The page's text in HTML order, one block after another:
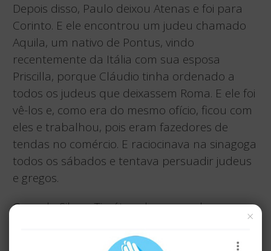
Depois disso, Paulo deixou Atenas e foi para
Corinto. E ele encontrou um judeu chamado
Aquila, um nativo de Pontus, vindo
recentemente da Itália com sua esposa
Priscilla, porque Cláudio tinha ordenado a
todos os judeus que deixassem Roma. E ele foi
vê-los e, como era do mesmo ofício, ficou com
eles e trabalhou, pois eram fazedores de
tendas no comércio. E raciocinava na sinagoga
todos os sábados e tentava persuadir judeus
e gregos.
Quando Silas e Timóteo chegaram da
palavra, testificando aos judeus que o Cristo
×